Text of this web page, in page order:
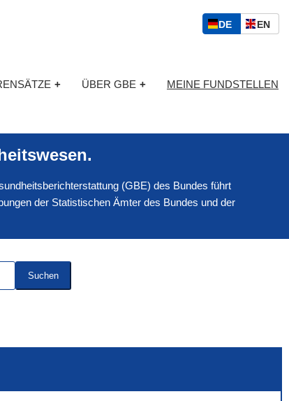
S
p
c
h
l
DED
S
ENE
I
H
+ ÜBER GBE + MEINE FUNDSTELLEN
(GBE) des Bundes führt
der Statistischen Ämter des Bundes und der
Suchen